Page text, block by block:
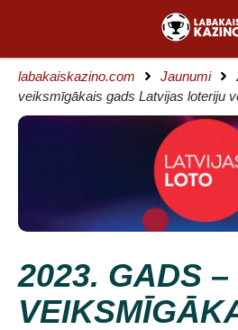
labakaiskazino.com Jaunumi
veiksmīgākais gads Latvijas loteriju
2023. GADS –